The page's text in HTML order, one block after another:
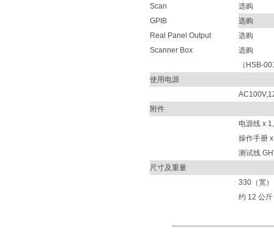
Scan
选购
GPIB
选购
Real Panel Output
选购
Scanner Box
选购
（HSB-
使用电源
附件
电源线 x 1,
操作手册
测试线
尺寸及重量
330（宽
约 12 公斤